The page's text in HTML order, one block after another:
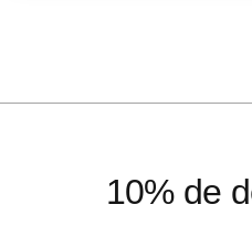
10% de